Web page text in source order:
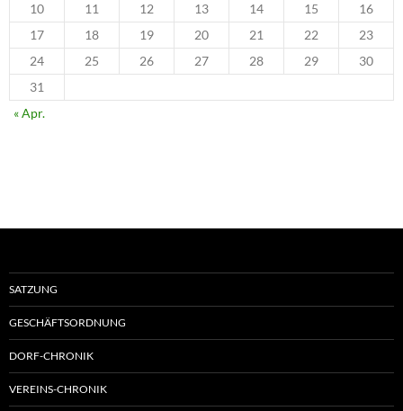
10
11 12 13 14 15
16
17
18 19 20 21 22
23
24
25 26 27 28 29
30
31
« Apr.
SATZUNG
GESCHÄFTSORDNUNG
DORF-CHRONIK
VEREINS-CHRONIK